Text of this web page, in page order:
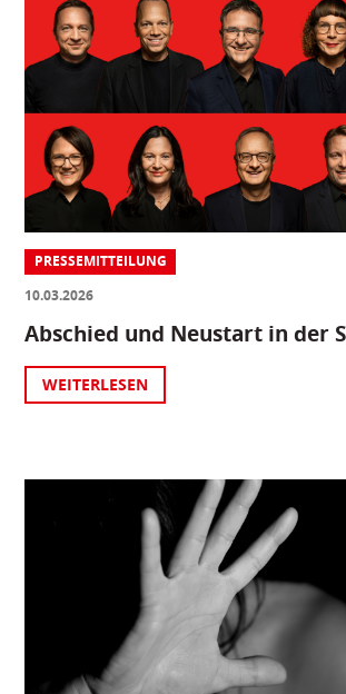
PRESSEMITTEILUNG
10.03.2026
Abschied und Neustart in der
WEITERLESEN